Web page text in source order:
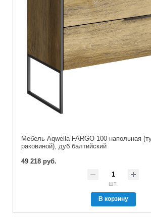
Мебель Aqwella FARGO 100 напольная
раковиной), дуб балтийский
49 218 руб.
шт.
В корзину